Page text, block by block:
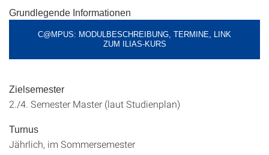
Grundlegende Informationen
C@MPUS: MODULBESCHREIBUNG, TERMINE, LINK
ZUM ILIAS-KURS
Zielsemester
2./4. Semester Master (laut Studienplan)
Turnus
Jährlich, im Sommersemester